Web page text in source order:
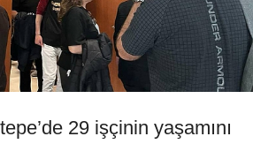
29 işçinin yaşamını